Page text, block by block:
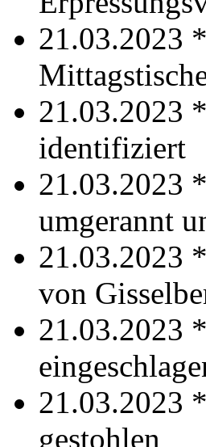
21.03.2023 *
21.03.2023 *
identifiziert
21.03.2023 *
umgerannt
21.03.2023 *
von
21.03.2023 *
21.03.2023 *
gestohlen